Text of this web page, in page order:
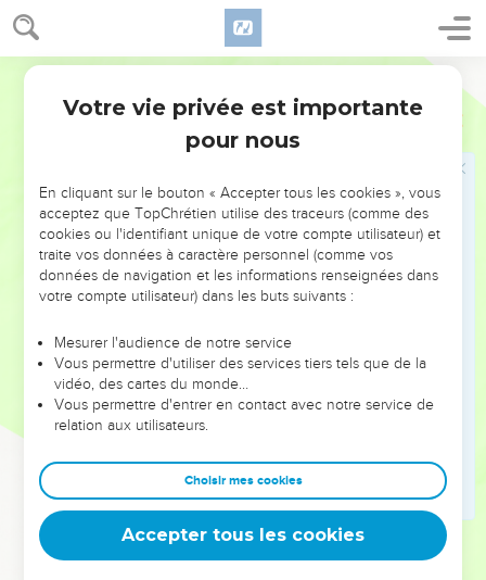
2 Corinthiens 7
κατειργάσατο ὑμῖν σπουδήν, ἀλλὰ ἀπολογίαν, ἀλλὰ
ἀγανάκτησιν, ἀλλὰ φόβον, ἀλλὰ ἐπιπόθησιν, ἀλλὰ
ζῆλον, ἀλλὰ ἐκδίκησιν· ἐν παντὶ συνεστήσατε ἑαυτοὺς
ἄρα εἰ καὶ ἔγραψα ὑμῖν, οὐχ ἕνεκεν τοῦ
ἀδικήσαντος, οὐδὲ ἕνεκεν τοῦ ἀδικηθέντος, ἀλλ’
1ἕνεκεν τοῦ φανερωθῆναι τὴν σπουδὴν ὑμῶν τὴν ὑπὲρ
ἡμῶν πρὸς ὑμᾶς ἐνώπιον τοῦ θεοῦ.
διὰ τοῦτο παρακεκλήμεθα. Ἐπὶ δὲ τῇ παρακλήσει
ἡμῶν περισσοτέρως μᾶλλον ἐχάρημεν ἐπὶ τῇ χαρᾷ
Τίτου, ὅτι ἀναπέπαυται τὸ πνεῦμα αὐτοῦ ἀπὸ πάντων
ὅτι εἴ τι αὐτῷ ὑπὲρ ὑμῶν κεκαύχημαι, οὐ
κατῃσχύνθην, ἀλλ’ ὡς πάντα ἐν ἀληθείᾳ ἐλαλήσαμεν
ὑμῖν, οὕτως καὶ ἡ καύχησις ἡμῶν ἡ ἐπὶ Τίτου ἀλήθεια
ἐγενήθη.
ἐστιν ἀναμιμνῃσκομένου τὴν πάντων ὑμῶν ὑπακοήν,
ὡς μετὰ φόβου καὶ τρόμου ἐδέξασθε αὐτόν.
χαίρω ὅτι ἐν παντὶ θαρρῶ ἐν ὑμῖν.
Votre vie privée est importante
pour nous
En cliquant sur le bouton « Accepter tous les cookies », vous
acceptez que TopChrétien utilise des traceurs (comme des
cookies ou l'identifiant unique de votre compte utilisateur) et
traite vos données à caractère personnel (comme vos
données de navigation et les informations renseignées dans
votre compte utilisateur) dans les buts suivants :
Mesurer l'audience de notre service
Vous permettre d'utiliser des services tiers tels que de la
vidéo, des cartes du monde…
Vous permettre d'entrer en contact avec notre service de
relation aux utilisateurs.
Choisir mes cookies
Accepter tous les cookies